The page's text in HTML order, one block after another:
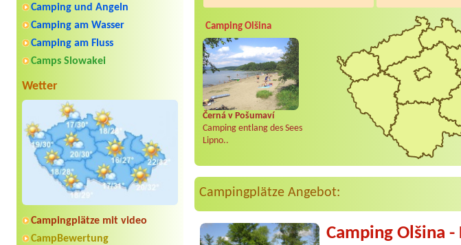
Camping und Angeln
Camping am Wasser
Camping am Fluss
Camps Slowakei
Wetter
Campingplätze mit video
CampBewertung
Camping Olšina
Černá v Pošumaví
Camping entlang des Sees
Lipno..
Campingplätze Angebot:
Camping Olšina -